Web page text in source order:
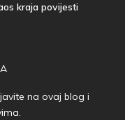
kraja povijesti
na ovaj blog i